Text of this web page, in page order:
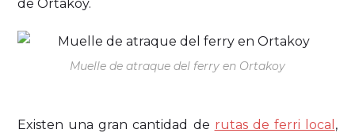
de Ortaköy.
Muelle de atraque del ferry en Ortakoy
Existen una gran cantidad de rutas de ferri local ,